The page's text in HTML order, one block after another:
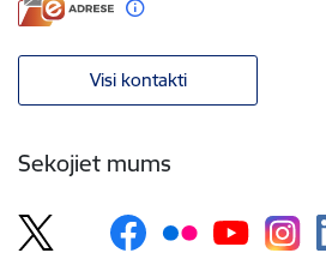
Visi kontakti
Sekojiet mums